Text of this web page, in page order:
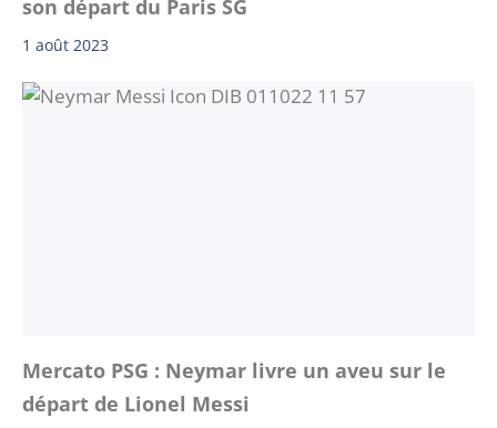
son départ du Paris SG
1 août 2023
Mercato PSG : Neymar livre un aveu sur le
départ de Lionel Messi